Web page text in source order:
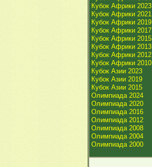
Кубок Африки 2023
Кубок Африки 2021
Кубок Африки 2019
Кубок Африки 2017
Кубок Африки 2015
Кубок Африки 2013
Кубок Африки 2012
Кубок Африки 2010
Кубок Азии 2023
Кубок Азии 2019
Кубок Азии 2015
Олимпиада 2024
Олимпиада 2020
Олимпиада 2016
Олимпиада 2012
Олимпиада 2008
Олимпиада 2004
Олимпиада 2000